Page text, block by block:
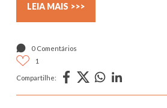
LEIA MAIS >>>
0 Comentários
1
Compartilhe: